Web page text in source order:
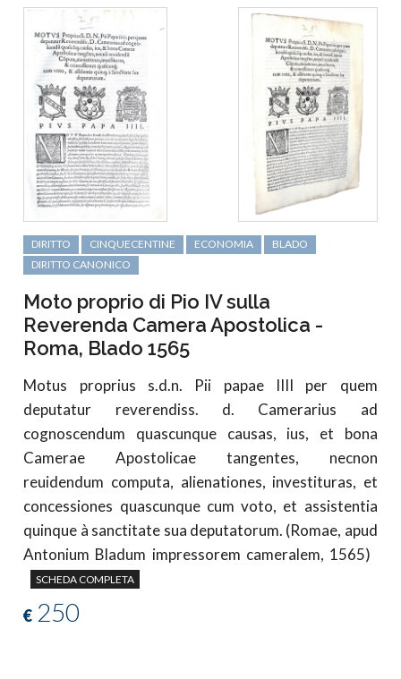
DIRITTO CINQUECENTINE ECONOMIA
BLADO
DIRITTO CANONICO
Moto proprio di Pio IV sulla
Reverenda Camera Apostolica -
Roma, Blado 1565
Motus proprius s.d.n. Pii papae IIII per quem
deputatur reverendiss. d. Camerarius ad
cognoscendum quascunque causas, ius, et bona
Camerae Apostolicae tangentes, necnon
reuidendum computa, alienationes, investituras, et
concessiones quascunque cum voto, et assistentia
quinque à sanctitate sua deputatorum. (Romae, apud
Antonium Bladum impressorem cameralem, 1565)
SCHEDA COMPLETA
€ 250